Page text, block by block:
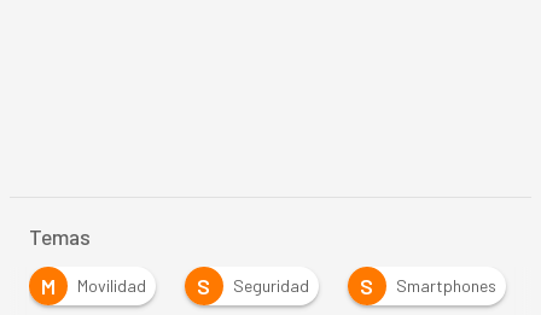
Temas
M
Movilidad S Seguridad S Smartphones